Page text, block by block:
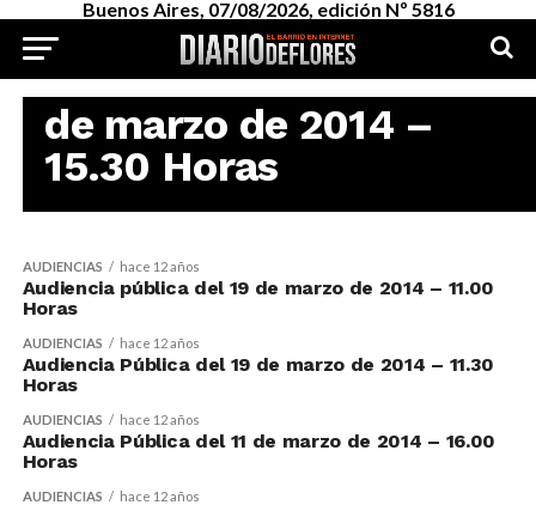
Buenos Aires, 07/08/2026, edición Nº 5816
Audiencia Pública del 25
de marzo de 2014 –
15.30 Horas
AUDIENCIAS hace 12 años
Audiencia pública del 19 de marzo de 2014 – 11.00
Horas
AUDIENCIAS hace 12 años
Audiencia Pública del 19 de marzo de 2014 – 11.30
Horas
AUDIENCIAS hace 12 años
Audiencia Pública del 11 de marzo de 2014 – 16.00
Horas
AUDIENCIAS hace 12 años